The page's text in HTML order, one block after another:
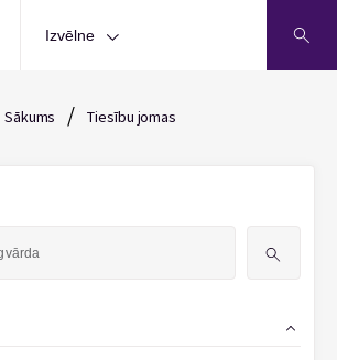
Izvēlne
Sākums / Tiesību jomas